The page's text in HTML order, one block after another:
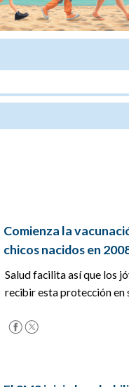
Comienza la
chicos nacidos en
Salud facilita así que los
recibir esta protección